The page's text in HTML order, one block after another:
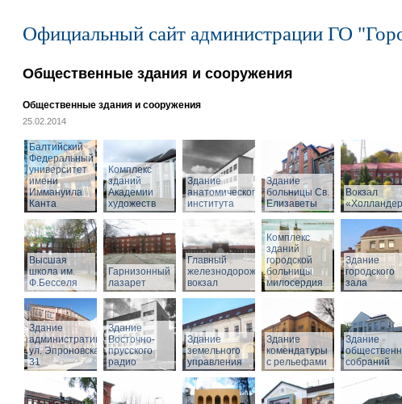
Официальный сайт администрации ГО
Общественные здания и сооружения
Общественные здания и сооружения
25.02.2014
Балтийский
Федеральный
университет
имени
Иммануила
Канта
Комплекс
зданий
Академии
художеств
Здание
анатомического
института
Здание
больницы Св.
Елизаветы
Вокзал
Высшая
школа им.
Ф.Бесселя
Гарнизонный
лазарет
Главный
железнодорожный
вокзал
Комплекс
зданий
городской
больницы
милосердия
Здание
городского
зала
Здание
административное,
ул. Эпроновская,
31
Здание
Восточно-
прусского
радио
Здание
земельного
управления
Здание
комендатуры
с рельефами
Здание
собраний